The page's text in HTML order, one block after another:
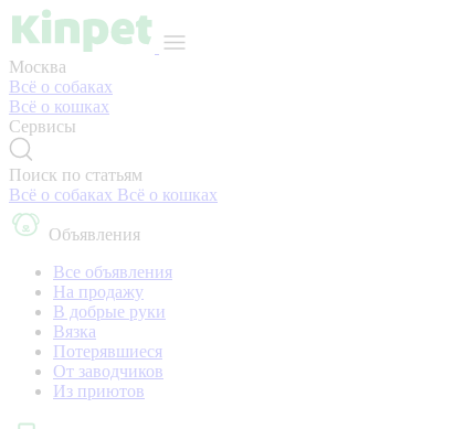
Москва
Всё о собаках
Всё о кошках
Сервисы
Поиск по статьям
Всё о собаках Всё о кошках
Объявления
Все объявления
На продажу
В добрые руки
Вязка
Потерявшиеся
От заводчиков
Из приютов